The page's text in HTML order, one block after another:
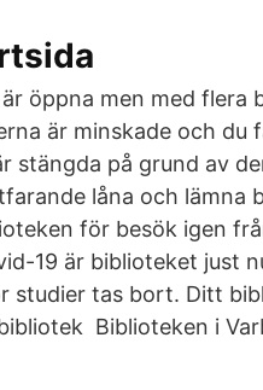
öppna men med flera
är minskade och du
stängda på grund av
låna och lämna
för besök igen
19 är biblioteket just
studier tas bort. Ditt
Biblioteken i